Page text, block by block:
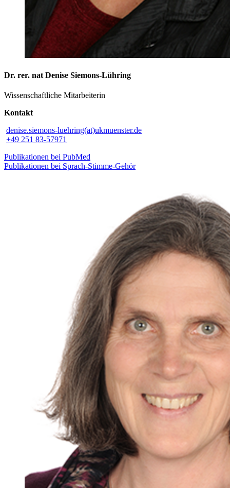
Dr. rer. nat Denise Siemons-Lühring
Wissenschaftliche Mitarbeiterin
Kontakt
denise.siemons-luehring(at)ukmuenster.de
+49 251 83-57971
Publikationen bei PubMed
Publikationen bei Sprach-Stimme-Gehör